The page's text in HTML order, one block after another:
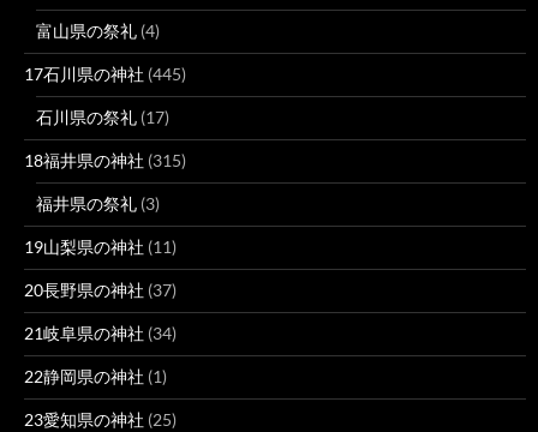
富山県の祭礼 (4)
17石川県の神社 (445)
石川県の祭礼 (17)
18福井県の神社 (315)
福井県の祭礼 (3)
19山梨県の神社 (11)
20長野県の神社 (37)
21岐阜県の神社 (34)
22静岡県の神社 (1)
23愛知県の神社 (25)